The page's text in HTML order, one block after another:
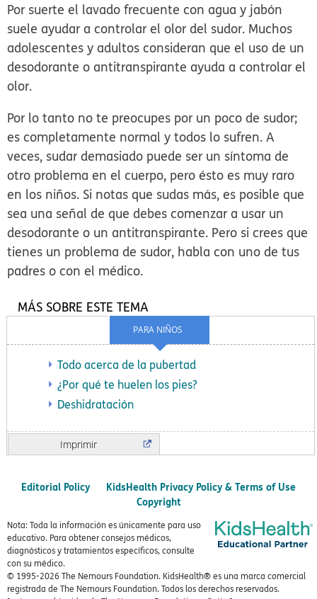
Por suerte el lavado frecuente con agua y jabón
suele ayudar a controlar el olor del sudor. Muchos
adolescentes y adultos consideran que el uso de un
desodorante o antitranspirante ayuda a controlar el
olor.
Por lo tanto no te preocupes por un poco de sudor;
es completamente normal y todos lo sufren. A
veces, sudar demasiado puede ser un síntoma de
otro problema en el cuerpo, pero ésto es muy raro
en los niños. Si notas que sudas más, es posible que
sea una señal de que debes comenzar a usar un
desodorante o un antitranspirante. Pero si crees que
tienes un problema de sudor, habla con uno de tus
padres o con el médico.
PARA NIÑOS
MÁS SOBRE ESTE TEMA
Todo acerca de la pubertad
¿Por qué te huelen los pies?
Deshidratación
Imprimir
Editorial Policy
KidsHealth Privacy Policy & Terms of Use
Copyright
Nota: Toda la información es únicamente para uso
educativo. Para obtener consejos médicos,
diagnósticos y tratamientos específicos, consulte
con su médico.
© 1995-2026 The Nemours Foundation. KidsHealth® es una marca comercial
registrada de The Nemours Foundation. Todos los derechos reservados.